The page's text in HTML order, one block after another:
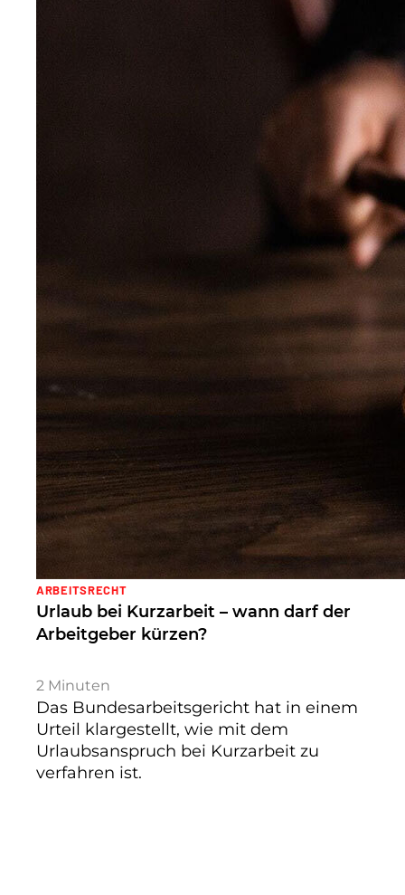
ARBEITSRECHT
Urlaub bei Kurzarbeit – wann darf der
Arbeitgeber kürzen?
2 Minuten
Das Bundesarbeitsgericht hat in einem
Urteil klargestellt, wie mit dem
Urlaubsanspruch bei Kurzarbeit zu
verfahren ist.